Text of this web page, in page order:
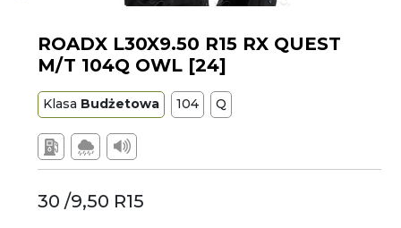
ROADX L30X9.50 R15 RX QUEST
M/T 104Q OWL [24]
Klasa Budżetowa 104 Q
30 /9,50 R15